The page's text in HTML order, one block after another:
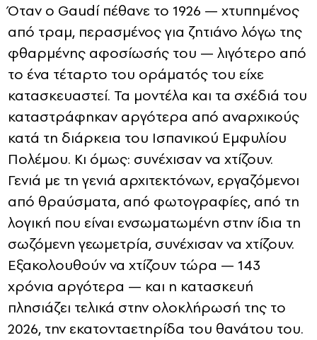
Όταν ο Gaudí πέθανε το 1926 — χτυπημένος
από τραμ, περασμένος για ζητιάνο λόγω της
φθαρμένης αφοσίωσής του — λιγότερο από
το ένα τέταρτο του οράματός του είχε
κατασκευαστεί. Τα μοντέλα και τα σχέδιά του
καταστράφηκαν αργότερα από αναρχικούς
κατά τη διάρκεια του Ισπανικού Εμφυλίου
Πολέμου. Κι όμως: συνέχισαν να χτίζουν.
Γενιά με τη γενιά αρχιτεκτόνων, εργαζόμενοι
από θραύσματα, από φωτογραφίες, από τη
λογική που είναι ενσωματωμένη στην ίδια τη
σωζόμενη γεωμετρία, συνέχισαν να χτίζουν.
Εξακολουθούν να χτίζουν τώρα — 143
χρόνια αργότερα — και η κατασκευή
πλησιάζει τελικά στην ολοκλήρωσή της το
2026, την εκατονταετηρίδα του θανάτου του.